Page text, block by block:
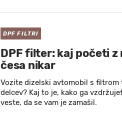
DPF FILTRI
DPF filter: kaj početi z
česa nikar
Vozite dizelski avtomobil s filtrom
delcev? Kaj to je, kako ga
veste, da se vam je zamašil.